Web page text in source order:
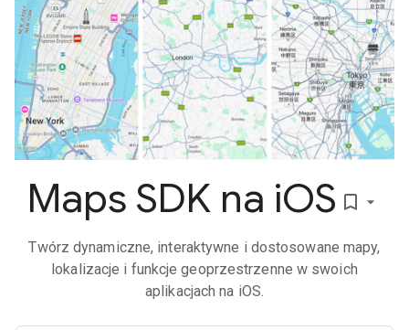
Maps SDK na iOS bookmark_border
Twórz dynamiczne, interaktywne i dostosowane mapy,
lokalizacje i funkcje geoprzestrzenne w swoich
aplikacjach na iOS.